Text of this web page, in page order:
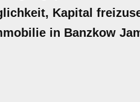
Kapital
in Banzkow